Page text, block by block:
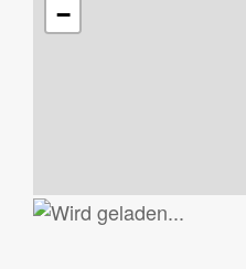
−